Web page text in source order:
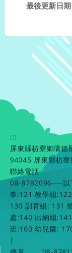
最後更新日期
:::
屏東縣枋寮鄉僑德
94045 屏東縣枋
聯絡電話
08-8782096----以
事:121 教學組
130 訓育組: 131
處:140 出納組
班:160 幼兒園:
|